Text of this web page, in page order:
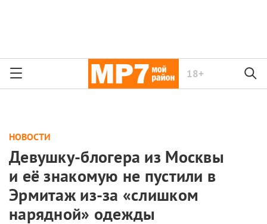
18+
НОВОСТИ
Девушку-блогера из Москвы
и её знакомую не пустили в
Эрмитаж из-за «слишком
нарядной» одежды